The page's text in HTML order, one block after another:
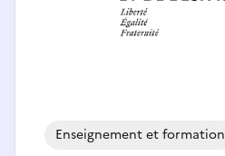
Enseignement et formation